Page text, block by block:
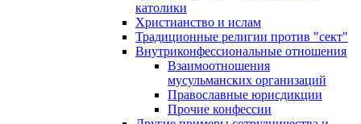
католики
Христианство и ислам
Традиционные религии против "сект"
Внутриконфессиональные отношения
Взаимоотношения
мусульманских организаций
Православные юрисдикции
Прочие конфессии